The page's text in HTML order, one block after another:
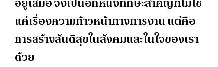
แค่เรื่องความก้าวหน้าทางการงาน แต่คือ
การสร้างสันติสุขในสังคมและในใจของเรา
ด้วย